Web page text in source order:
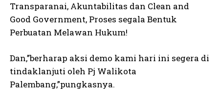
Transparanai, Akuntabilitas dan Clean and
Good Government, Proses segala Bentuk
Perbuatan Melawan Hukum!
Dan,”berharap aksi demo kami hari ini segera di
tindaklanjuti oleh Pj Walikota
Palembang,”pungkasnya.